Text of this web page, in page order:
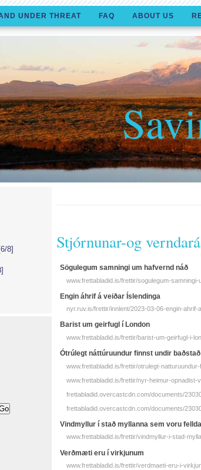
UNDER THREAT FAQ ABOUT US
Stjórnunar-og
Sögulegum samningi um hafvernd náð
www.frettabladid.is/frettir/sogulegum-
Engin áhrif á veiðar Íslendinga
nyr.ruv.is/frettir/innlent/2023-03-06-engin-ahrif-
Barist um geir­fugl í London
www.frettabladid.is/frettir/barist-um-geirfugl-i-
Ótrúlegt náttúruundur finnst undir
www.frettabladid.is/frettir/otrulegt-
www.frettabladid.is/frettir/nyr-heimur-opnadist-
frettabladid.overcastcdn.com/documents/
frettabladid.overcastcdn.com/documents/
Vind­myllur í stað myllanna sem voru
www.frettabladid.is/frettir/vindmyllur-i-stad-
Verð­mæti eru í virkjunum
www.frettabladid.is/frettir/verdmaeti-eru-i-
8]